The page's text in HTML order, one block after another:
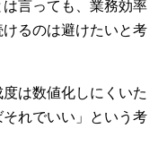
言っても、業務効率
るのは避けたいと考
は数値化しにくいた
れでいい」という考